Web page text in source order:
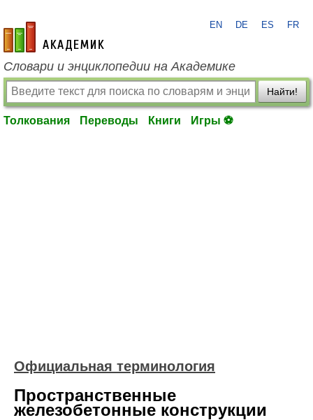
academic.ru
EN DE ES FR
Словари и энциклопедии на Академике
Найти!
Толкования Переводы Книги Игры ⚽
Официальная терминология
Пространственные
железобетонные конструкции